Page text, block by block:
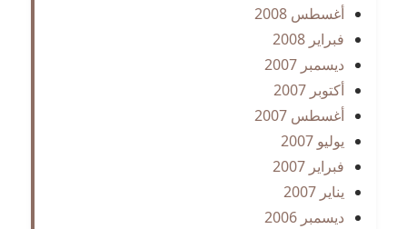
أغسطس 2008
فبراير 2008
ديسمبر 2007
أكتوبر 2007
أغسطس 2007
يوليو 2007
فبراير 2007
يناير 2007
ديسمبر 2006